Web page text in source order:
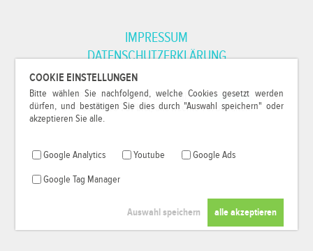
COOKIE EINSTELLUNGEN
Bitte wählen Sie nachfolgend, welche Cookies gesetzt werden
dürfen, und bestätigen Sie dies durch "Auswahl speichern" oder
akzeptieren Sie alle.
Google Analytics Youtube Google Ads
Google Tag Manager
IMPRESSUM
DATENSCHUTZERKLÄRUNG
*Alle Preise inkl. MwSt. und zzgl.Versandkosten
© 2000-2026 79Pixel, alle Rechte vorbehalten.